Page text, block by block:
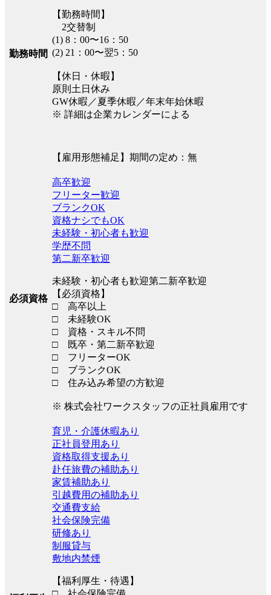
勤務時間
【勤務時間】
2交替制
(1) 8：00〜16：50
(2) 21：00〜翌5：50
【休日・休暇】
原則土日休み
GW休暇／夏季休暇／年末年始休暇
※ 詳細は企業カレンダーによる
【雇用形態補足】期間の定め：無
必須資格
高卒歓迎
フリーター歓迎
ブランクOK
資格ナシでもOK
未経験・初心者も歓迎
学歴不問
第二新卒歓迎
未経験・初心者も歓迎第二新卒歓迎
【必須資格】
□ 高卒以上
□ 未経験OK
□ 資格・スキル不問
□ 既卒・第二新卒歓迎
□ フリーターOK
□ ブランクOK
□ 住み込み希望の方歓迎
※ 株式会社ワークスタッフの正社員雇用です
育児・介護休暇あり
正社員登用あり
資格取得支援あり
赴任旅費の補助あり
家賃補助あり
引越費用の補助あり
交通費支給
社会保険完備
研修あり
制服貸与
敷地内禁煙
【福利厚生・待遇】